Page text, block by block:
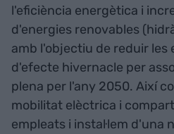
l'eficiència energètica i
d'energies renovables
amb l'objectiu de reduir les
d'efecte hivernacle per
plena per l'any 2050. Així
mobilitat elèctrica i
empleats i instal·lem d'una